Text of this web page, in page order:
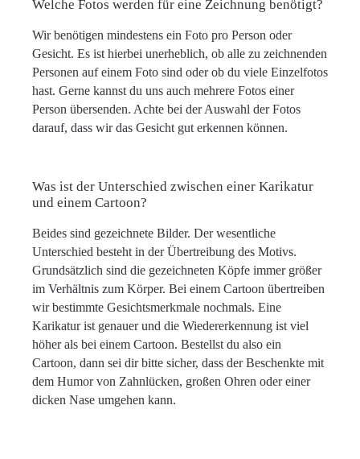
Welche Fotos werden für eine Zeichnung benötigt?
Wir benötigen mindestens ein Foto pro Person oder
Gesicht. Es ist hierbei unerheblich, ob alle zu zeichnenden
Personen auf einem Foto sind oder ob du viele Einzelfotos
hast. Gerne kannst du uns auch mehrere Fotos einer
Person übersenden. Achte bei der Auswahl der Fotos
darauf, dass wir das Gesicht gut erkennen können.
Was ist der Unterschied zwischen einer Karikatur
und einem Cartoon?
Beides sind gezeichnete Bilder. Der wesentliche
Unterschied besteht in der Übertreibung des Motivs.
Grundsätzlich sind die gezeichneten Köpfe immer größer
im Verhältnis zum Körper. Bei einem Cartoon übertreiben
wir bestimmte Gesichtsmerkmale nochmals. Eine
Karikatur ist genauer und die Wiedererkennung ist viel
höher als bei einem Cartoon. Bestellst du also ein
Cartoon, dann sei dir bitte sicher, dass der Beschenkte mit
dem Humor von Zahnlücken, großen Ohren oder einer
dicken Nase umgehen kann.